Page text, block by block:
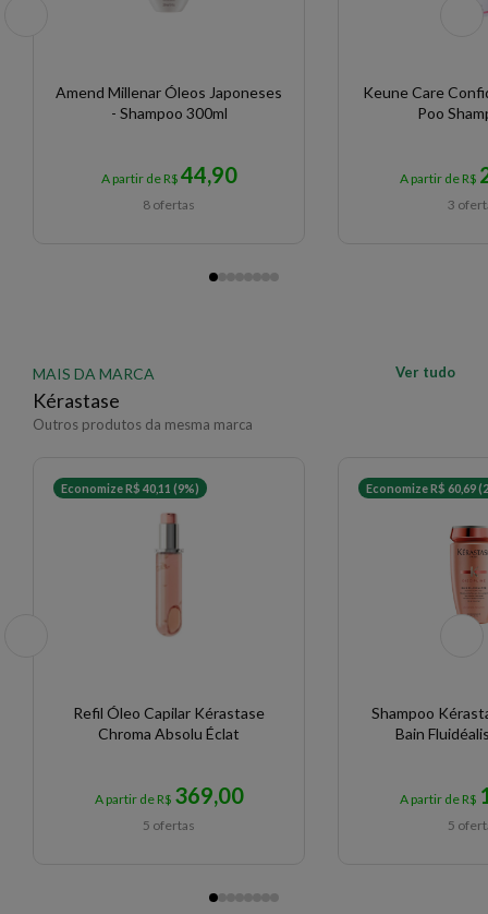
Amend Millenar Óleos Japoneses
- Shampoo 300ml
A partir de R$ 44,90
8 ofertas
Keune Care
Poo
A partir de R$
3
MAIS DA MARCA
Kérastase
Outros produtos da mesma marca
Ver tudo
Economize R$ 40,11 (9%)
Refil Óleo Capilar Kérastase
Chroma Absolu Éclat
A partir de R$ 369,00
5 ofertas
Economize R$ 60,69
Shampoo
Bain
A partir de R$
5